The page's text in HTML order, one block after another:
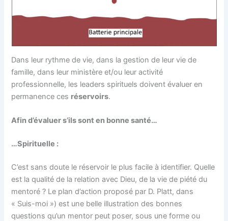
Dans leur rythme de vie, dans la gestion de leur vie de
famille, dans leur ministère et/ou leur activité
professionnelle, les leaders spirituels doivent évaluer en
permanence ces réservoirs.
Afin d’évaluer s’ils sont en bonne santé…
…Spirituelle :
C’est sans doute le réservoir le plus facile à identifier. Quelle
est la qualité de la relation avec Dieu, de la vie de piété du
mentoré ? Le plan d’action proposé par D. Platt, dans
« Suis-moi ») est une belle illustration des bonnes
questions qu’un mentor peut poser, sous une forme ou